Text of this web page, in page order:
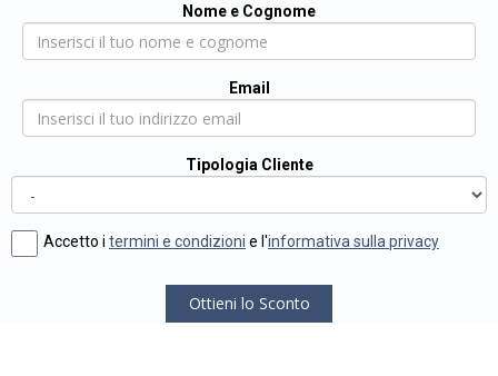
Nome e Cognome
Email
Tipologia Cliente
Accetto i termini e condizioni e l'informativa sulla privacy
Ottieni lo Sconto